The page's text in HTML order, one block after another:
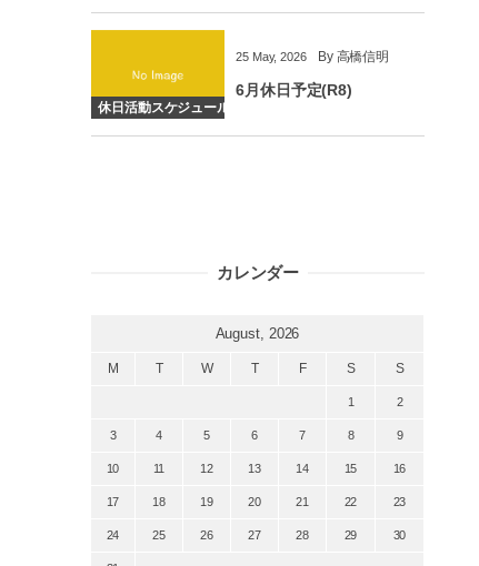
休日活動スケジュール
25 May,2026 By 高橋信明
6月休日予定(R8)
カレンダー
August, 2026
M T W T F S S
1 2
3 4 5 6 7 8 9
10 11 12 13 14 15 16
17 18 19 20 21 22 23
24 25 26 27 28 29 30